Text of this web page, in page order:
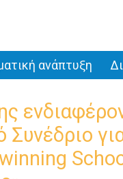
ανάπτυξη
Συνέδριο